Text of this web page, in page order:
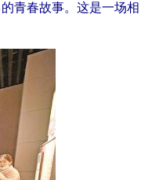
青春故事。这是一场相